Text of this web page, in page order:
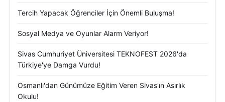
Tercih Yapacak Öğrenciler İçin Önemli Buluşma!
Sosyal Medya ve Oyunlar Alarm Veriyor!
Sivas Cumhuriyet Üniversitesi TEKNOFEST 2026'da
Türkiye'ye Damga Vurdu!
Osmanlı'dan Günümüze Eğitim Veren Sivas'ın Asırlık
Okulu!